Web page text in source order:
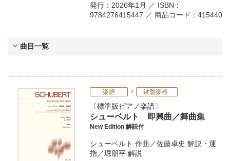
発行：2026年1月 ／ ISBN：
9784276415447 ／ 商品コード：415440
曲目一覧
楽譜 鍵盤楽器
標準版ピアノ楽譜
シューベルト 即興曲／舞曲集
New Edition 解説付
シューベルト 作曲／佐藤卓史 解説・運
指／堀朋平 解説